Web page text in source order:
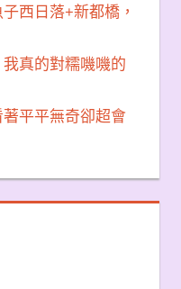
西日落+新都橋，
我真的對糯嘰嘰的
著平平無奇卻超會